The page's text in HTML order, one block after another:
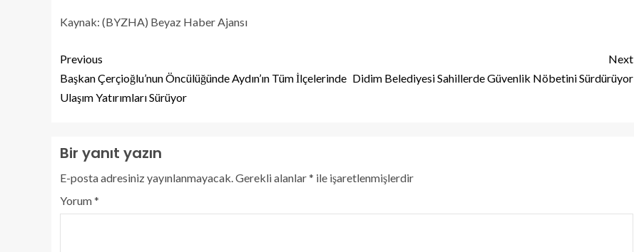
Kaynak: (BYZHA) Beyaz Haber Ajansı
Previous
Başkan Çerçioğlu’nun Öncülüğünde Aydın’ın Tüm İlçelerinde
Ulaşım Yatırımları Sürüyor
Next
Didim Belediyesi Sahillerde Güvenlik Nöbetini Sürdürüyor
Bir yanıt yazın
E-posta adresiniz yayınlanmayacak.Gerekli alanlar* ile işaretlenmişlerdir
Yorum*